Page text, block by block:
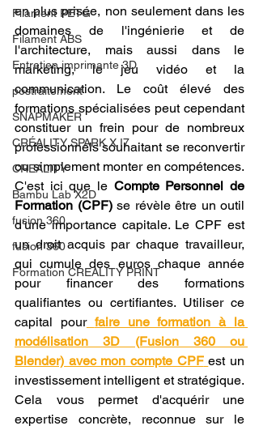
Filament PETG
Filament ABS
Entretien imprimante 3D
postraitement
SNAPMAKER
CRÉALITY SPARK X I7
CREALITY
Bambu Lab X2D
fusion 360
fusion 360
Formation CREALITY PRINT
en plus prisée, non seulement dans les
domaines de l'ingénierie et de
l'architecture, mais aussi dans le
marketing, le jeu vidéo et la
communication. Le coût élevé des
formations spécialisées peut cependant
constituer un frein pour de nombreux
professionnels souhaitant se reconvertir
ou simplement monter en compétences.
C'est ici que le Compte Personnel de
Formation (CPF) se révèle être un outil
d'une importance capitale. Le CPF est
un droit acquis par chaque travailleur,
qui cumule des euros chaque année
pour financer des formations
qualifiantes ou certifiantes. Utiliser ce
capital pour faire une formation à la
modélisation 3D (Fusion 360 ou
Blender) avec mon compte CPF est un
investissement intelligent et stratégique.
Cela vous permet d'acquérir une
expertise concrète, reconnue sur le